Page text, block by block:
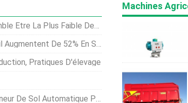
Faible Depuis Plus De 70 Ans
De 52% En Septembre
Pratiques D'élevage
Pour Échantillons De Sol
Machines